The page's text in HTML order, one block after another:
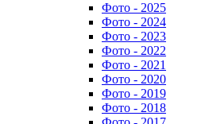
Фото - 2025
Фото - 2024
Фото - 2023
Фото - 2022
Фото - 2021
Фото - 2020
Фото - 2019
Фото - 2018